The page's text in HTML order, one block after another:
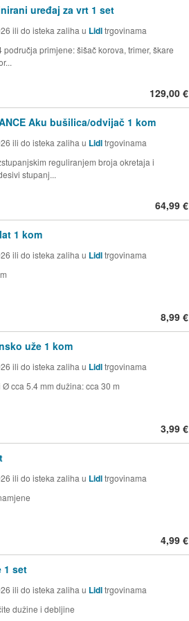
uređaj za vrt 1 set
ili do isteka zaliha u Lidltrgovinama
primjene: šišač korova, trimer, škare
129,00 €
Aku bušilica/odvijač 1 kom
ili do isteka zaliha u Lidltrgovinama
reguliranjem broja okretaja i
stupanj...
64,99 €
1 kom
ili do isteka zaliha u Lidltrgovinama
8,99 €
uže 1 kom
ili do isteka zaliha u Lidltrgovinama
cca 5.4 mm dužina: cca 30 m
3,99 €
ili do isteka zaliha u Lidltrgovinama
4,99 €
1 set
ili do isteka zaliha u Lidltrgovinama
dužine i debljine